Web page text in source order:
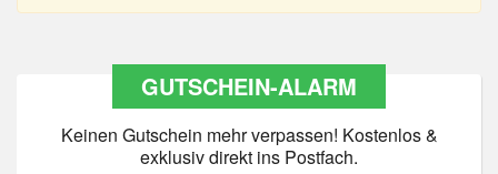
GUTSCHEIN-ALARM
Keinen Gutschein mehr verpassen! Kostenlos &
exklusiv direkt ins Postfach.